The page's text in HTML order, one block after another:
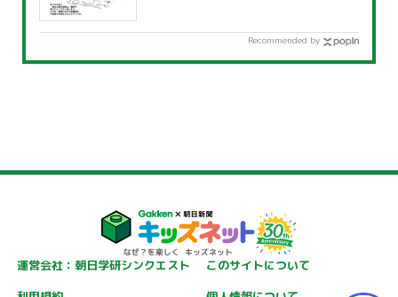
Recommended by
運営会社：朝日学研シンクエスト
このサイトについて